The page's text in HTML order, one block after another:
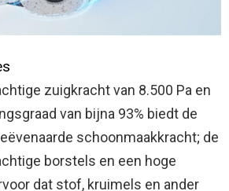
zuigkracht van 8.500 Pa en
van bijna 93% biedt de
schoonmaakkracht; de
borstels en een hoge
dat stof, kruimels en ander